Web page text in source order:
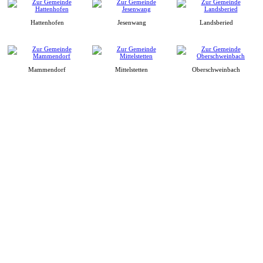
Hattenhofen Jesenwang Landsberied
Mammendorf Mittelstetten Oberschweinbach